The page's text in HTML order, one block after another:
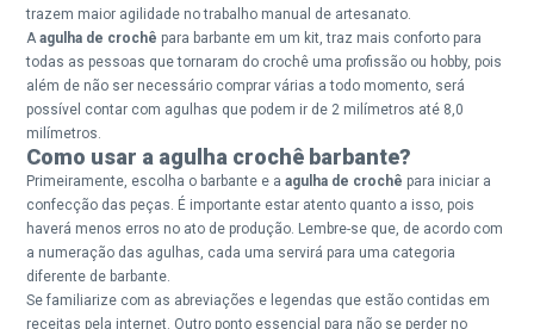
trazem maior agilidade no trabalho manual de artesanato.
Aagulha de crochê para barbante em um kit, traz mais conforto para
todas as pessoas que tornaram do crochê uma profissão ou hobby, pois
além de não ser necessário comprar várias a todo momento, será
possível contar com agulhas que podem ir de 2 milímetros até 8,0
milímetros.
Como usar a agulha crochê barbante?
Primeiramente, escolha o barbante e aagulha de crochê para iniciar a
confecção das peças. É importante estar atento quanto a isso, pois
haverá menos erros no ato de produção. Lembre-se que, de acordo com
a numeração das agulhas, cada uma servirá para uma categoria
diferente de barbante.
Se familiarize com as abreviações e legendas que estão contidas em
receitas pela internet. Outro ponto essencial para não se perder no